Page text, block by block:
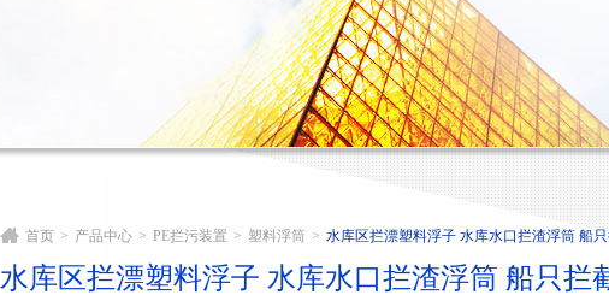
首页 > 产品中心 > PE拦污装置 > 塑料浮筒 > 水库区拦漂塑料浮子 水库水口拦渣浮筒 船
水库区拦漂塑料浮子 水库水口拦渣浮筒 船只拦